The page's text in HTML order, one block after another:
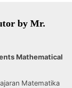
by Mr.
Mathematical
Matematika